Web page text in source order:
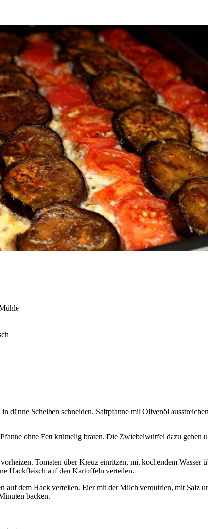
dünne Scheiben schneiden. Saftpfanne mit Olivenöl
ohne Fett krümelig braten. Die Zwiebelwürfel dazu
Tomaten über Kreuz einritzen, mit kochendem Wasser
Hackfleisch auf den Kartoffeln verteilen.
auf dem Hack verteilen. Eier mit der Milch verquirlen, mit Salz
backen.